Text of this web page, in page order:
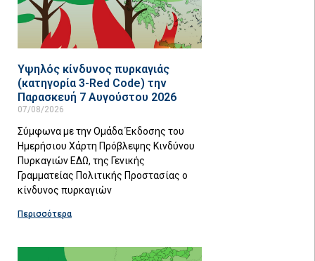
Υψηλός κίνδυνος πυρκαγιάς
(κατηγορία 3-Red Code) την
Παρασκευή 7 Αυγούστου 2026
07/08/2026
Σύμφωνα με την Ομάδα Έκδοσης του
Ημερήσιου Χάρτη Πρόβλεψης Κινδύνου
Πυρκαγιών ΕΔΩ, της Γενικής
Γραμματείας Πολιτικής Προστασίας ο
κίνδυνος πυρκαγιών
Περισσότερα